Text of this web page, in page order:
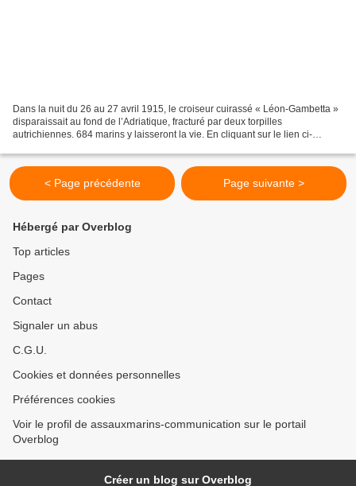
Dans la nuit du 26 au 27 avril 1915, le croiseur cuirassé « Léon-Gambetta »
disparaissait au fond de l’Adriatique, fracturé par deux torpilles
autrichiennes. 684 marins y laisseront la vie. En cliquant sur le lien ci-
< Page précédente Page suivante >
Hébergé par Overblog
Top articles
Pages
Contact
Signaler un abus
C.G.U.
Cookies et données personnelles
Préférences cookies
Voir le profil de assauxmarins-communication sur le portail
Overblog
Créer un blog sur Overblog